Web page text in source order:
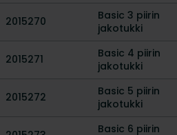
2015270
Basic 3 piirin
jakotukki
2015271
Basic 4 piirin
jakotukki
2015272
Basic 5 piirin
jakotukki
Basic 6 piirin